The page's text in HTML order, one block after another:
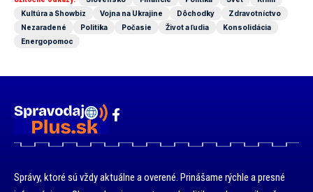
Kultúra a Showbiz
Vojna na Ukrajine Dôchodky
Zdravotníctvo
Nezaradené
Politika Počasie Život a ľudia
Konsolidácia
Energopomoc
Správy, ktoré sú vždy aktuálne a overené. Prinášame rýchle a presné